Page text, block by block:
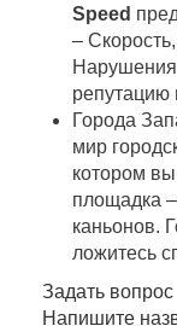
Speed
–
репутацию
Города
мир
котором
площадка
каньонов.
ложитесь
Задать вопрос
Напишите